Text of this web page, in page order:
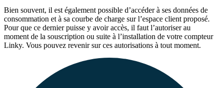
Bien souvent, il est également possible d’accéder à ses données de
consommation et à sa courbe de charge sur l’espace client proposé.
Pour que ce dernier puisse y avoir accès, il faut l’autoriser au
moment de la souscription ou suite à l’installation de votre compteur
Linky. Vous pouvez revenir sur ces autorisations à tout moment.